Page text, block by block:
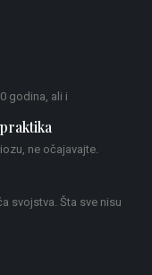
godina, ali i
ne očajavajte.
svojstva. Šta sve nisu